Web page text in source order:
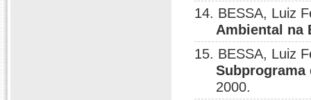
14. BESSA, Luiz
Ambiental na
15. BESSA, Luiz
Subprograma
2000.